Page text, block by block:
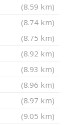
(8.59 km)
(8.74 km)
(8.75 km)
(8.92 km)
(8.93 km)
(8.96 km)
(8.97 km)
(9.05 km)